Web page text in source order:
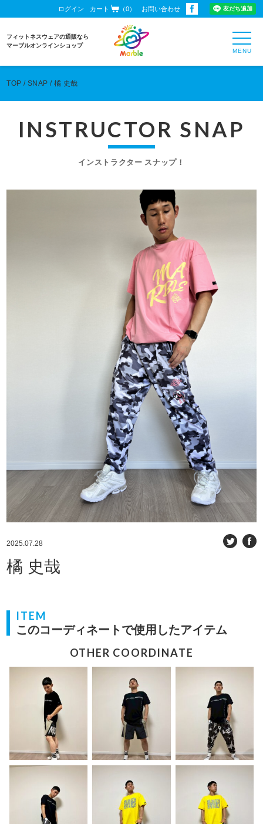
ログイン カート （0） お問い合わせ
フィットネスウェアの通販なら
マーブルオンラインショップ
TOP SNAP 橘 史哉
INSTRUCTOR SNAP
インストラクター スナップ！
2025.07.28
橘 史哉
ITEM
このコーディネートで使用したアイテム
OTHER COORDINATE